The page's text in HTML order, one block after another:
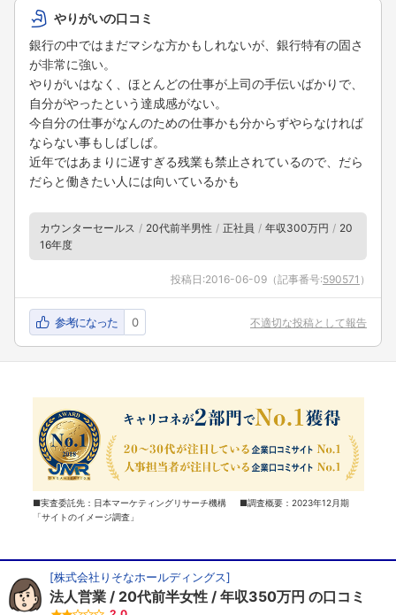
やりがいの口コミ
銀行の中ではまだマシな方かもしれないが、銀行特有の固さ
が非常に強い。
やりがいはなく、ほとんどの仕事が上司の手伝いばかりで、
自分がやったという達成感がない。
今自分の仕事がなんのための仕事かも分からずやらなければ
ならない事もしばしば。
近年ではあまりに遅すぎる残業も禁止されているので、だら
だらと働きたい人には向いているかも
カウンターセールス 20代前半男性 正社員 年収300万円
20
16年度
投稿日:2016-06-09 （記事番号:590571 ）
参考になった 0 不適切な投稿として報告
■実査委託先：日本マーケティングリサーチ機構 ■調査概要：2023年12月期
「サイトのイメージ調査」
[株式会社りそなホールディングス]
法人営業 20代前半女性 年収350万円 の口コミ